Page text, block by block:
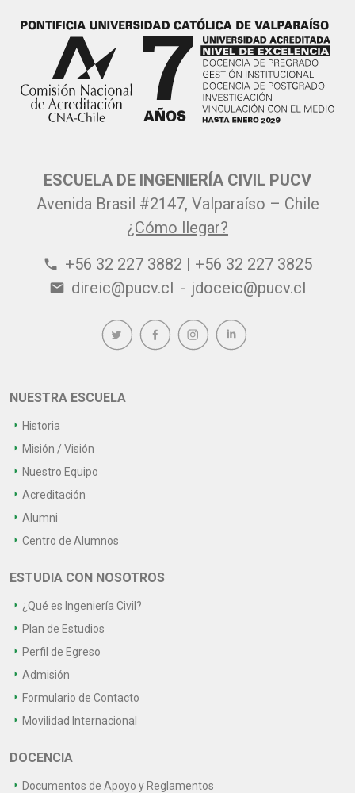
ESCUELA DE INGENIERÍA CIVIL PUCV
Avenida Brasil #2147, Valparaíso – Chile
¿Cómo llegar?
phone +56 32 227 3882 | +56 32 227 3825
email direic@pucv.cl - jdoceic@pucv.cl
NUESTRA ESCUELA
Historia
Misión / Visión
Nuestro Equipo
Acreditación
Alumni
Centro de Alumnos
ESTUDIA CON NOSOTROS
¿Qué es Ingeniería Civil?
Plan de Estudios
Perfil de Egreso
Admisión
Formulario de Contacto
Movilidad Internacional
DOCENCIA
Documentos de Apoyo y Reglamentos